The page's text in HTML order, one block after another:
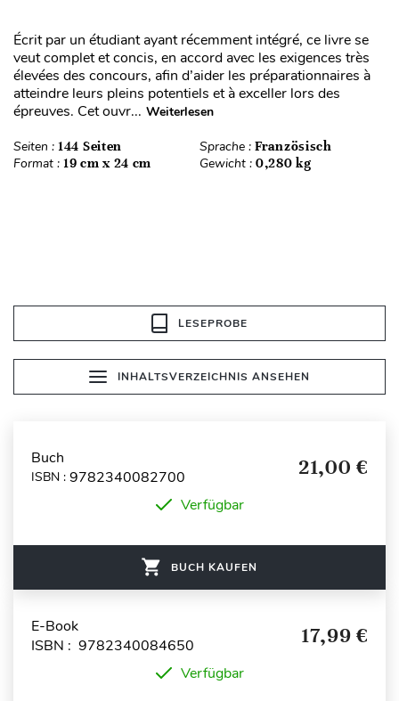
Écrit par un étudiant ayant récemment intégré, ce livre se
veut complet et concis, en accord avec les exigences très
élevées des concours, afin d’aider les préparationnaires à
atteindre leurs pleins potentiels et à exceller lors des
épreuves. Cet ouvr... Weiterlesen
Seiten : 144 Seiten Sprache : Französisch
Format : 19 cm x 24 cm Gewicht : 0,280 kg
LESEPROBE
INHALTSVERZEICHNIS ANSEHEN
Buch
ISBN : 9782340082700 21,00 €
Verfügbar
BUCH KAUFEN
E-Book
ISBN : 9782340084650
17,99 €
Verfügbar